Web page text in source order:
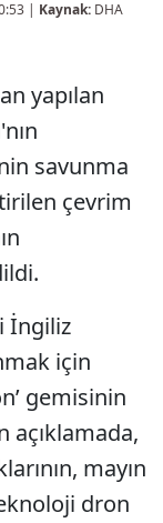
| Kaynak: DHA
yapılan
savunma
çevrim
İngiliz
için
gemisinin
mayın
dron